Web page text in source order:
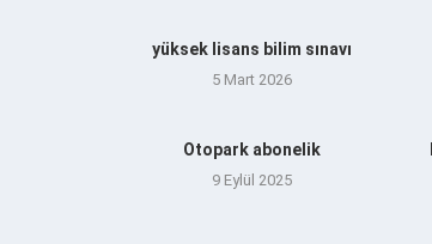
yüksek lisans bilim sınavı
5 Mart 2026
Otopark abonelik
9 Eylül 2025